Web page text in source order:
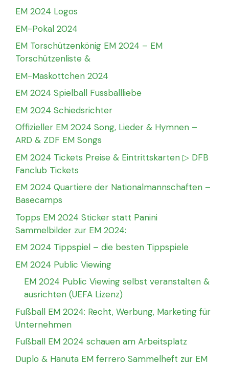
EM 2024 Logos
EM-Pokal 2024
EM Torschützenkönig EM 2024 – EM
Torschützenliste &
EM-Maskottchen 2024
EM 2024 Spielball Fussballliebe
EM 2024 Schiedsrichter
Offizieller EM 2024 Song, Lieder & Hymnen –
ARD & ZDF EM Songs
EM 2024 Tickets Preise & Eintrittskarten ▷ DFB
Fanclub Tickets
EM 2024 Quartiere der Nationalmannschaften –
Basecamps
Topps EM 2024 Sticker statt Panini
Sammelbilder zur EM 2024:
EM 2024 Tippspiel – die besten Tippspiele
EM 2024 Public Viewing
EM 2024 Public Viewing selbst veranstalten &
ausrichten (UEFA Lizenz)
Fußball EM 2024: Recht, Werbung, Marketing für
Unternehmen
Fußball EM 2024 schauen am Arbeitsplatz
Duplo & Hanuta EM ferrero Sammelheft zur EM